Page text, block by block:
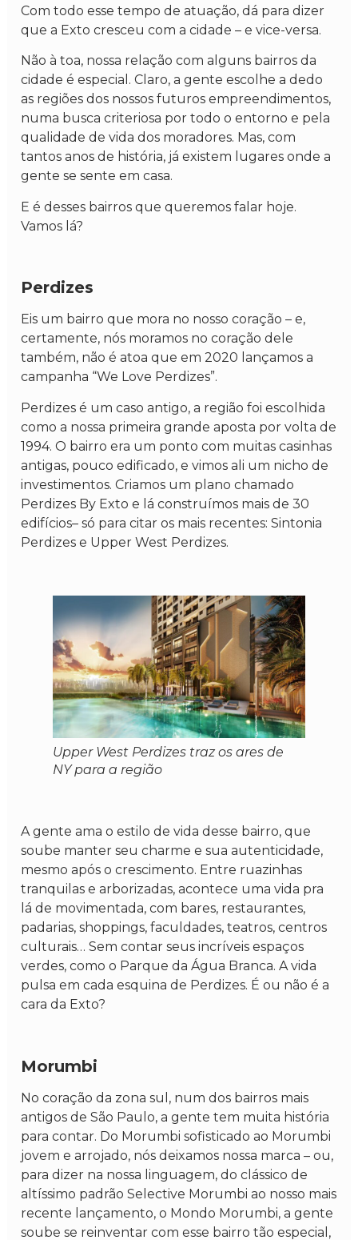
Com todo esse tempo de atuação, dá para dizer
que a Exto cresceu com a cidade – e vice-versa.
Não à toa, nossa relação com alguns bairros da
cidade é especial. Claro, a gente escolhe a dedo
as regiões dos nossos futuros empreendimentos,
numa busca criteriosa por todo o entorno e pela
qualidade de vida dos moradores. Mas, com
tantos anos de história, já existem lugares onde a
gente se sente em casa.
E é desses bairros que queremos falar hoje.
Vamos lá?
Perdizes
Eis um bairro que mora no nosso coração – e,
certamente, nós moramos no coração dele
também, não é atoa que em 2020 lançamos a
campanha “We Love Perdizes”.
Perdizes é um caso antigo, a região foi escolhida
como a nossa primeira grande aposta por volta de
1994. O bairro era um ponto com muitas casinhas
antigas, pouco edificado, e vimos ali um nicho de
investimentos. Criamos um plano chamado
Perdizes By Exto e lá construímos mais de 30
edifícios– só para citar os mais recentes: Sintonia
Perdizes e Upper West Perdizes.
Upper West Perdizes traz os ares de
NY para a região
A gente ama o estilo de vida desse bairro, que
soube manter seu charme e sua autenticidade,
mesmo após o crescimento. Entre ruazinhas
tranquilas e arborizadas, acontece uma vida pra
lá de movimentada, com bares, restaurantes,
padarias, shoppings, faculdades, teatros, centros
culturais… Sem contar seus incríveis espaços
verdes, como o Parque da Água Branca. A vida
pulsa em cada esquina de Perdizes. É ou não é a
cara da Exto?
Morumbi
No coração da zona sul, num dos bairros mais
antigos de São Paulo, a gente tem muita história
para contar. Do Morumbi sofisticado ao Morumbi
jovem e arrojado, nós deixamos nossa marca – ou,
para dizer na nossa linguagem, do clássico de
altíssimo padrão Selective Morumbi ao nosso mais
recente lançamento, o Mondo Morumbi, a gente
soube se reinventar com esse bairro tão especial,